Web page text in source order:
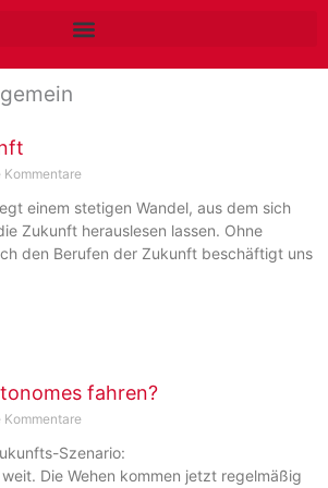
Kommentare
einem stetigen Wandel, aus dem sich
Zukunft herauslesen lassen. Ohne
den Berufen der Zukunft beschäftigt uns
fahren?
Kommentare
Szenario:
weit. Die Wehen kommen jetzt regelmäßig